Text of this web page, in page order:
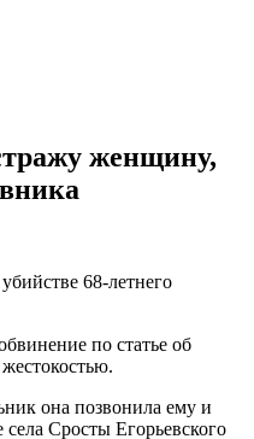
женщину,
68-летнего
по статье об
она позвонила ему и
села Сросты Егорьевского